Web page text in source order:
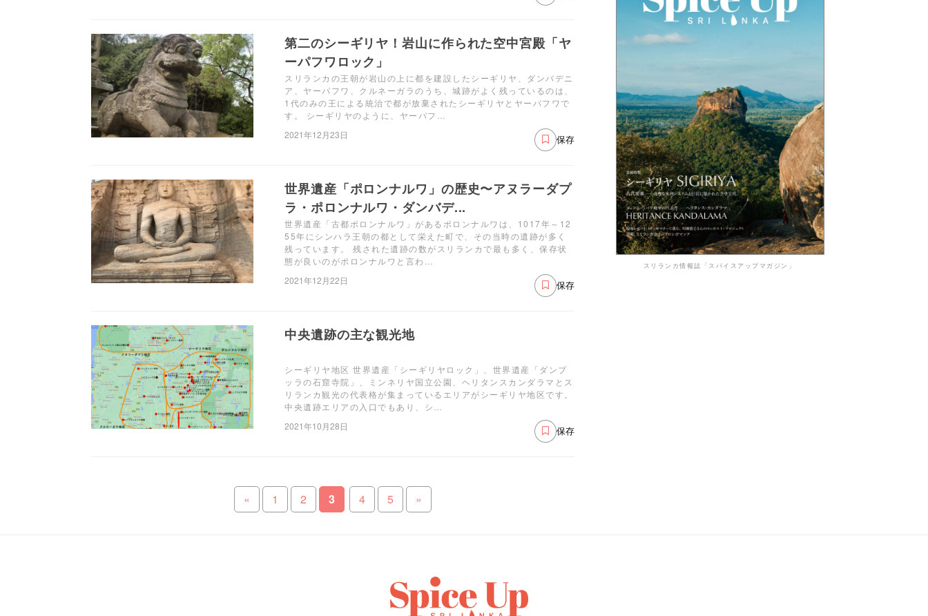
第二のシーギリヤ！岩山に作られた空中宮殿「ヤ
ーパフワロック」
スリランカの王朝が岩山の上に都を建設したシーギリヤ、ダンバデニ
ア、ヤーパフワ、クルネーガラのうち、城跡がよく残っているのは、
1代のみの王による統治で都が放棄されたシーギリヤとヤーパフワで
す。 シーギリヤのように、ヤーパフ…
2021年12月23日
保存
世界遺産「ポロンナルワ」の歴史〜アヌラーダプ
ラ・ポロンナルワ・ダンバデ...
世界遺産「古都ポロンナルワ」があるポロンナルワは、1017年～12
55年にシンハラ王朝の都として栄えた町で、その当時の遺跡が多く
残っています。 残された遺跡の数がスリランカで最も多く、保存状
態が良いのがポロンナルワと言わ…
2021年12月22日
保存
中央遺跡の主な観光地
シーギリヤ地区 世界遺産「シーギリヤロック」、世界遺産「ダンブ
ッラの石窟寺院」、ミンネリヤ国立公園、ヘリタンスカンダラマとス
リランカ観光の代表格が集まっているエリアがシーギリヤ地区です。
中央遺跡エリアの入口でもあり、シ…
2021年10月28日
保存
« 1 2 3 4 5 »
スリランカ情報誌「スパイスアップマガジン」